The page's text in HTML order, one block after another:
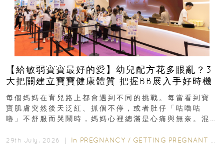
【給敏弱寶寶最好的愛】幼兒配方花多眼亂？3
大把關建立寶寶健康體質 把握BB展入手好時機
每個媽媽在育兒路上都會遇到不同的挑戰。每當看到寶
寶肌膚突然後天泛紅、抓個不停，或者肚仔「咕嚕咕
嚕」不舒服而哭鬧時，媽媽心裡總滿是心痛與無奈。混
29th July, 2026 ｜ In PREGNANCY / GETTING PREGNANT